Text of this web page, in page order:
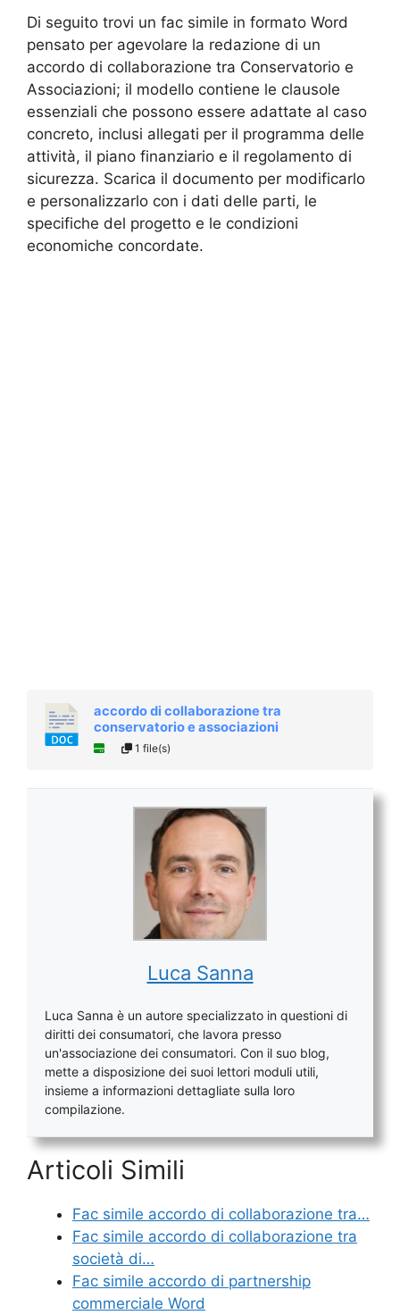
Di seguito trovi un fac simile in formato Word
pensato per agevolare la redazione di un
accordo di collaborazione tra Conservatorio e
Associazioni; il modello contiene le clausole
essenziali che possono essere adattate al caso
concreto, inclusi allegati per il programma delle
attività, il piano finanziario e il regolamento di
sicurezza. Scarica il documento per modificarlo
e personalizzarlo con i dati delle parti, le
specifiche del progetto e le condizioni
economiche concordate.
accordo di collaborazione tra
conservatorio e associazioni​
1 file(s)
Luca Sanna
Luca Sanna è un autore specializzato in questioni di
diritti dei consumatori, che lavora presso
un'associazione dei consumatori. Con il suo blog,
mette a disposizione dei suoi lettori moduli utili,
insieme a informazioni dettagliate sulla loro
compilazione.
Articoli Simili
Fac simile accordo di collaborazione tra…
Fac simile accordo di collaborazione tra
società di…
Fac simile accordo di partnership
commerciale​ Word